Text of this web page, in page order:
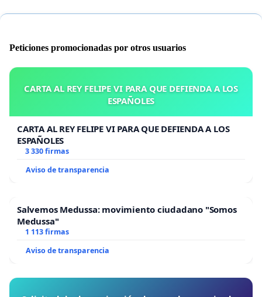
Peticiones promocionadas por otros usuarios
CARTA AL REY FELIPE VI PARA QUE DEFIENDA A LOS
ESPAÑOLES
CARTA AL REY FELIPE VI PARA QUE DEFIENDA A LOS
ESPAÑOLES
3 330 firmas
Aviso de transparencia
Salvemos Medussa: movimiento ciudadano "Somos
Medussa"
1 113 firmas
Aviso de transparencia